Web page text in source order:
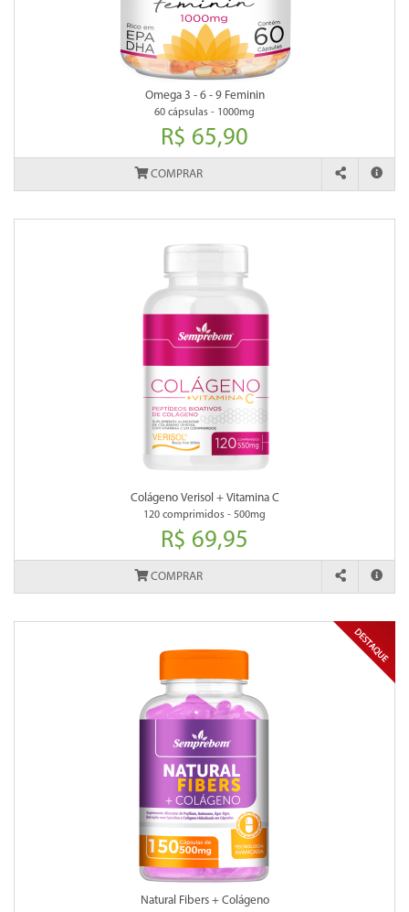
Omega 3 - 6 - 9 Feminin
60 cápsulas - 1000mg
R$ 65,90
COMPRAR
Colágeno Verisol + Vitamina C
120 comprimidos - 500mg
R$ 69,95
COMPRAR
Natural Fibers + Colágeno